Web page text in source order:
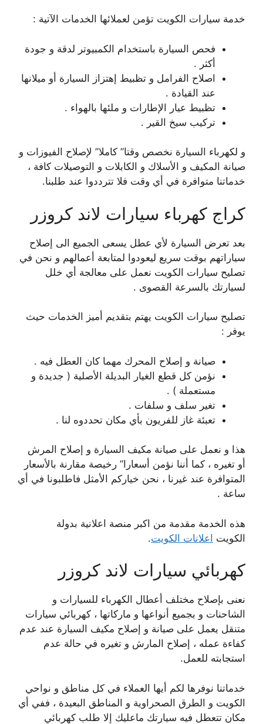
خدمة سيارات الكويت تؤمن لعملائها الخدمات الآتية :
فحص السيارة باستخدام الكمبيوتر لدقة و جودة
أكثر .
اصلاح الفرامل و تظبيط إهتزاز السيارة أو ميلانها
عند القيادة .
تظبيط عيار الإطارات و ملئها بالهواء .
تركيب سيخ القير .
و لكهرباء السيارة نخصص وقتا” كاملا” لإصلاح الفيوزات و
صيانة المكيف و الأسلاك و الكابلات و التوصيلات كافة ،
خدماتنا متوافرة في أي وقت فلا تترددوا عند طلبنا.
كراج كهرباء سيارات لاند كروزر
بعد تعرض السيارة لأي عطل يسعى الجميع الى إصلاح
سياراتهم بوقت سريع ليعودوا لمتابعة أعمالهم و نحن في
تصليح سيارات الكويت نعمل على معالجة أي خلل
لسيارتك بالسرعة القصوى .
تصليح سيارات الكويت يهتم بتقديم أميز الخدمات حيث
يوفر :
صيانة و إصلاح المحرك مهما كان العطل فيه .
نؤمن كل قطع الغيار البديلة الأصلية ( جديدة و
مستعملة ) .
تغير سلف و سلفات .
تعبئة غاز للفريون بأي مكان تحددوه لنا .
هذا و نعمل على صيانة مكيف السيارة و إصلاح المرش
أو تغيره ، كما أننا نؤمن أسعارا” رخيصة مقارنة بالأسعار
المتوافرة عند غيرنا ، نحن خياركم الأمثل فاطلبونا في أي
ساعة .
هذه الخدمة مقدمة من اكبر منصة اعلانية بدولة
الكويت اعلانات الكويت.
كهربائي سيارات لاند كروزر
نعنى بإصلاح مختلف أعطال الكهرباء للسيارات و
الشاحنات و بجميع أنواعها و ماركاتها ، كهربائي سيارات
متنقل يعمل على صيانة و إصلاح مكيف السيارة عند عدم
كفاءة عمله ، إصلاح المارش و تغيره في حالة عدم
استجابته للعمل.
خدماتنا نوفرها لكم أيها العملاء في كل مناطق و نواحي
الكويت و الطرق الصحراوية و المناطق البعيدة ، ففي أي
مكان تتعطل فيه سيارتك ماعليك إلا طلب كهربائي